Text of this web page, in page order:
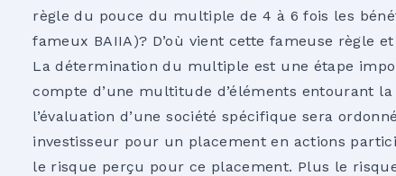
règle du pouce du multiple de 4 à 6 fois les
fameux BAIIA)? D’où vient cette fameuse règle
La détermination du multiple est une étape
compte d’une multitude d’éléments entourant
l’évaluation d’une société spécifique sera
investisseur pour un placement en actions
le risque perçu pour ce placement. Plus le